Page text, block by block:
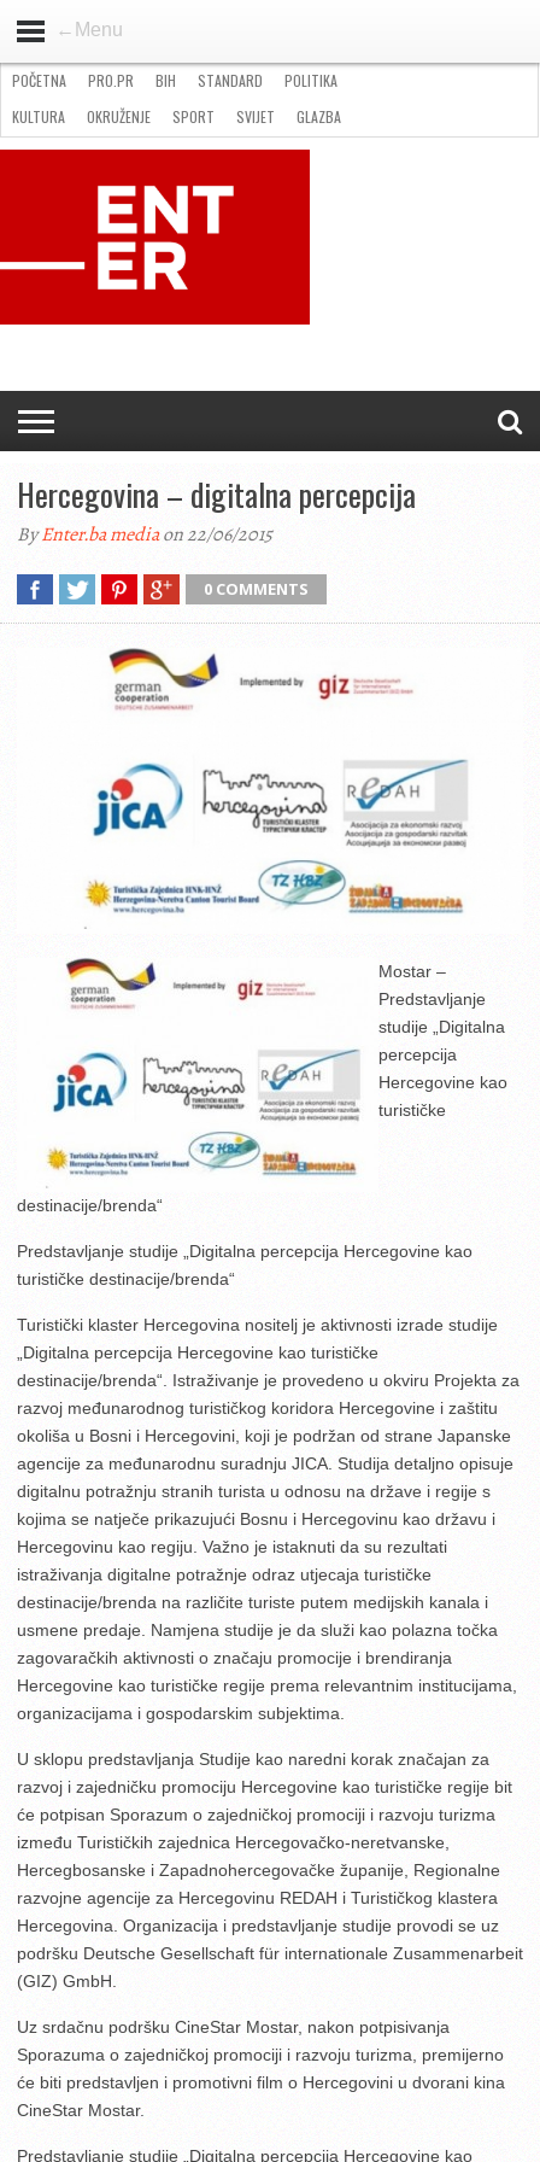
←Menu
STANDARD
GOSPODARSTVO
OKRUŽENJE
POČETNA PRO.PR BIH STANDARD
POLITIKA
KULTURA
OKRUŽENJE SPORT SVIJET
GLAZBA
NATJEČAJI
FILMING LOCATION IN BH KONTAKT
Hercegovina – digitalna percepcija
ByEnter.ba mediaon 22/06/2015
0 COMMENTS
Mostar –
Predstavljanje
studije „Digitalna
percepcija
Hercegovine kao
turističke
destinacije/brenda“
Predstavljanje studije „Digitalna percepcija Hercegovine kao
turističke destinacije/brenda“
Turistički klaster Hercegovina nositelj je aktivnosti izrade studije
„Digitalna percepcija Hercegovine kao turističke
destinacije/brenda“.
Istraživanje je provedeno u okviru Projekta za
razvoj međunarodnog turističkog koridora Hercegovine i zaštitu
okoliša u Bosni i Hercegovini, koji je podržan od strane Japanske
agencije za međunarodnu suradnju JICA. Studija detaljno opisuje
digitalnu potražnju stranih turista u odnosu na države i regije s
kojima se natječe prikazujući Bosnu i Hercegovinu kao državu i
Hercegovinu kao regiju. Važno je istaknuti da su rezultati
istraživanja digitalne potražnje odraz utjecaja turističke
destinacije/brenda na različite turiste putem medijskih kanala i
usmene predaje. Namjena studije je da služi kao polazna točka
zagovaračkih aktivnosti o značaju promocije i brendiranja
Hercegovine kao turističke regije prema relevantnim institucijama,
organizacijama i gospodarskim subjektima.
U sklopu predstavljanja Studije kao naredni korak značajan za
razvoj i zajedničku promociju Hercegovine kao turističke regije bit
će potpisan Sporazum o zajedničkoj promociji i razvoju turizma
između Turističkih zajednica Hercegovačko-neretvanske,
Hercegbosanske i Zapadnohercegovačke županije, Regionalne
razvojne agencije za Hercegovinu REDAH i Turističkog klastera
Hercegovina. Organizacija i predstavljanje studije provodi se uz
podršku Deutsche Gesellschaft für internationale Zusammenarbeit
(GIZ) GmbH.
Uz srdačnu podršku CineStar Mostar, nakon potpisivanja
Sporazuma o zajedničkoj promociji i razvoju turizma, premijerno
će biti predstavljen i promotivni film o Hercegovini u dvorani kina
CineStar Mostar.
Predstavljanje studije „Digitalna percepcija Hercegovine kao